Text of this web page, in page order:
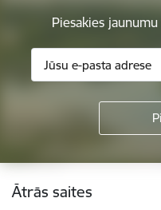
Piesakies
Kājene
Ātrās saites